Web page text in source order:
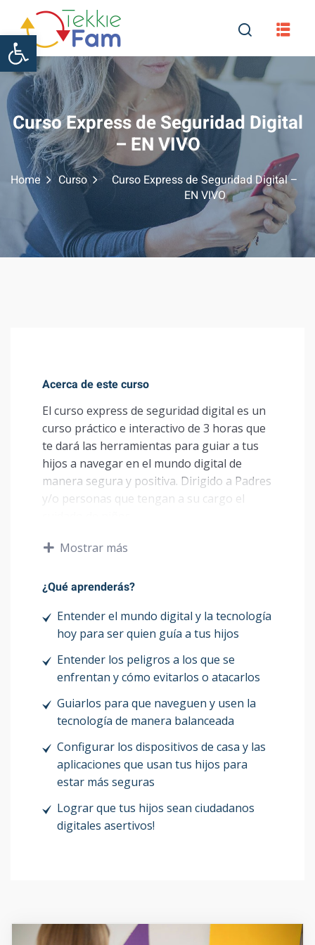
content
Curso Express de Seguridad Digital
– EN VIVO
Home Curso
Curso Express de Seguridad Digital –
EN VIVO
Acerca de este curso
El curso express de seguridad digital es un
curso práctico e interactivo de 3 horas que
te dará las herramientas para guiar a tus
hijos a navegar en el mundo digital de
manera segura y positiva. Dirigido a Padres
y/o personas que tengan a su cargo el
Qué ofrecemos
El curso está compuesto de 4 módulos que
curso es en vivo en Miami o vía Zoom fuera
de Miami. Puedes crear tu propio grupo (5-
15 personas).
Contáctanos para saber
detalles.
Módulos
La tecnología hoy
Protege tu hogar y dispositivos de la familia
Contenido inapropiado
Mostrar más
¿Qué aprenderás?
Entender el mundo digital y la tecnología
hoy para ser quien guía a tus hijos
Entender los peligros a los que se
enfrentan y cómo evitarlos o atacarlos
Guiarlos para que naveguen y usen la
tecnología de manera balanceada
Configurar los dispositivos de casa y las
aplicaciones que usan tus hijos para
estar más seguras
Lograr que tus hijos sean ciudadanos
digitales asertivos!
Abrir barra de herramientas